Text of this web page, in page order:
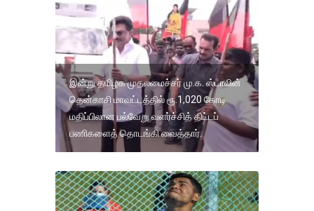
இன்று தமிழக முதலமைச்சர் மு.க. ஸ்டாலின்
தென்காசி மாவட்டத்தில் ரூ.1,020 கோடி
மதிப்பிலான பல்வேறு வளர்ச்சித் திட்டப்
பணிகளைத் தொடங்கி வைத்தார்.